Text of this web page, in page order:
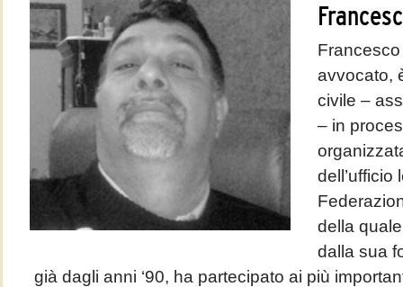
avvocato,
civile –
– in
dell’ufficio
della
dalla sua
già dagli anni ‘90, ha partecipato ai più